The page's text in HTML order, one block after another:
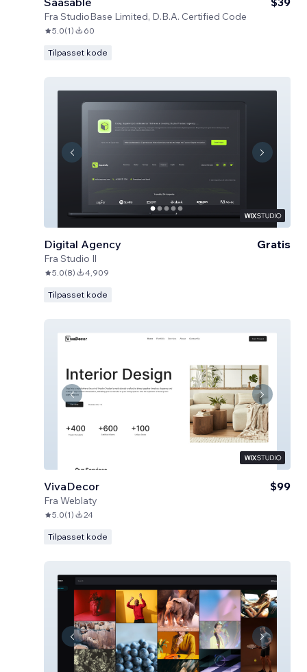
Fra StudioBase Limited, D.B.A. Certified Code
5.0(1) 60
Tilpasset kode
Digital Agency
Fra Studio Il
Gratis
5.0(8) 4,909
Tilpasset kode
VivaDecor
Fra Weblaty
$99
5.0(1) 24
Tilpasset kode